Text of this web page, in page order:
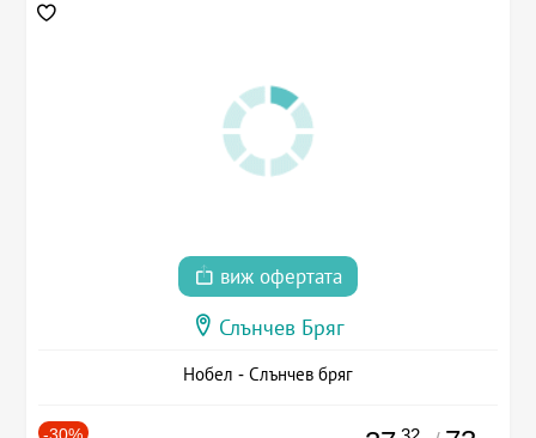
виж офертата
Слънчев Бряг
Нобел - Слънчев бряг